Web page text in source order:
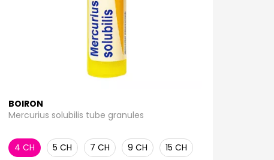
BOIRON
Mercurius solubilis tube granules
4 CH 5 CH 7 CH 9 CH 15 CH